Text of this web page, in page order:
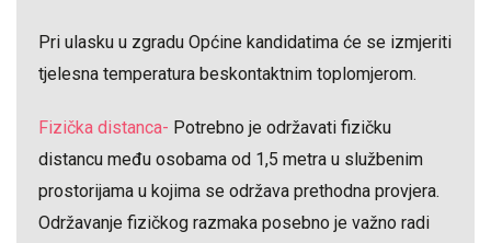
Pri ulasku u zgradu Općine kandidatima će se izmjeriti
tjelesna temperatura beskontaktnim toplomjerom.
Fizička distanca- Potrebno je održavati fizičku
distancu među osobama od 1,5 metra u službenim
prostorijama u kojima se održava prethodna provjera.
Održavanje fizičkog razmaka posebno je važno radi